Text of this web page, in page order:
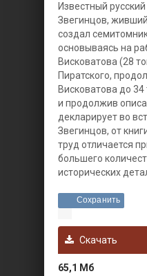
Известный
Звегинцов,
создал
основываясь на
Висковатова (28
Пиратского,
Висковатова до
и продолжив
декларирует во
Звегинцов, от
труд отличается
большего
исторических
Сохранить
Скачать
65,1 Мб